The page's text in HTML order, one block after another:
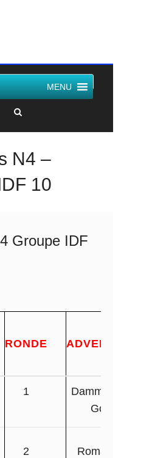
MENU
N4 –
10
Groupe IDF
RONDE ADVERSAIRE
1
Dammartin en
Goele
2 Romainville